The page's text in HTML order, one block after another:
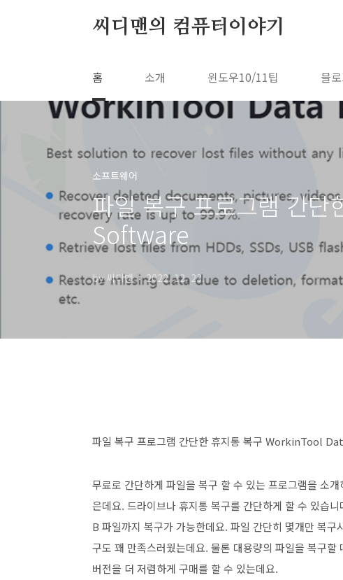
씨디맨의 컴퓨터이야기
홈 소개 윈도우10/11팁 블
소프트웨어
파일 복구 프로그램 간
Software
by 씨디맨 2022. 12. 23.
파일 복구 프로그램 간단한 휴지통 복구 WorkinTool
무료로 간단하게 파일을 복구 할 수 있는 프로그램을 소
은데요. 드라이브나 휴지통 복구를 간단하게 할 수 있습니
B 파일까지 복구가 가능한데요. 파일 간단히 몇개만 복
구도 꽤 만족스러웠는데요. 물론 대용량의 파일을 복구
버전을 더 저렴하게 구매를 할 수 있는데요.